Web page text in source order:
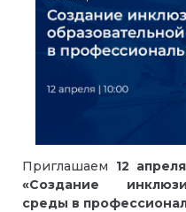
Приглашаем 12
«Создание
среды в